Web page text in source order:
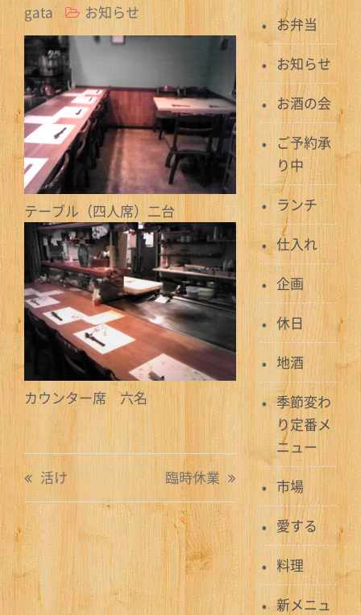
gata
お知らせ
テーブル（四人席）二台
カウンター席 六名
投
稿
ビ
ゲ
活け 臨時休業
お弁当
お知らせ
お酒の会
ご予約承
り中
ランチ
仕入れ
企画
休日
地酒
季節変わ
り定番メ
ニュー
市場
愛する
料理
新メニュ